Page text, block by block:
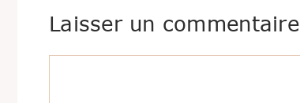
Laisser un commentaire